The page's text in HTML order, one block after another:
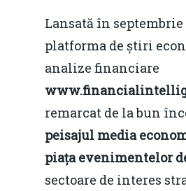
Lansată în septembrie
platforma de știri
analize financiare
remarcat de la bun
peisajul media
piața evenimentelor
sectoare de interes